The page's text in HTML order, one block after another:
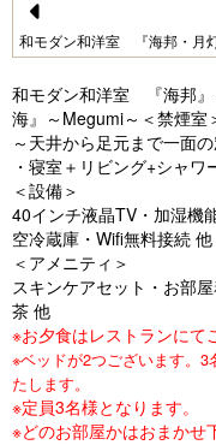
Pr
vi
o
u
s
和モダン和洋室 『海邦・月
和モダン和洋室 『海邦』
海』～Megumi～＜禁煙室
～天井から足元まで一面
・寝室＋リビング+シャ
＜設備＞
40インチ液晶TV・加湿機
空冷蔵庫・Wifi無料接続 他
＜アメニティ＞
スキンケアセット・お部
茶 他
※お夕食はレストランにて
※ベッドが2つございます。
たします。
※定員3名様となります。
※どのお部屋かはおまかせ